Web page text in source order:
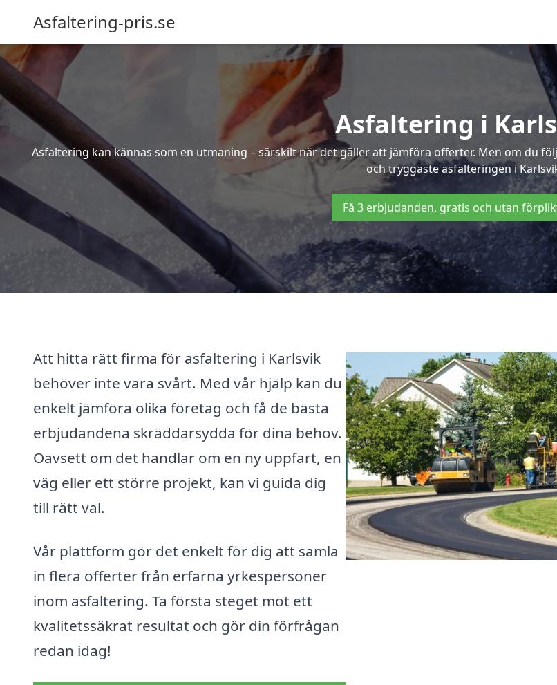
Asfaltering-pris.se
Asfaltering i
Asfaltering kan kännas som en utmaning – särskilt när det gäller att jämföra offerter. Men om du
och tryggaste asfalteringen i
Få 3 erbjudanden, gratis och utan
Att hitta rätt firma för asfaltering i Karlsvik
behöver inte vara svårt. Med vår hjälp kan du
enkelt jämföra olika företag och få de bästa
erbjudandena skräddarsydda för dina behov.
Oavsett om det handlar om en ny uppfart, en
väg eller ett större projekt, kan vi guida dig
till rätt val.
Vår plattform gör det enkelt för dig att samla
in flera offerter från erfarna yrkespersoner
inom asfaltering. Ta första steget mot ett
kvalitetssäkrat resultat och gör din förfrågan
redan idag!